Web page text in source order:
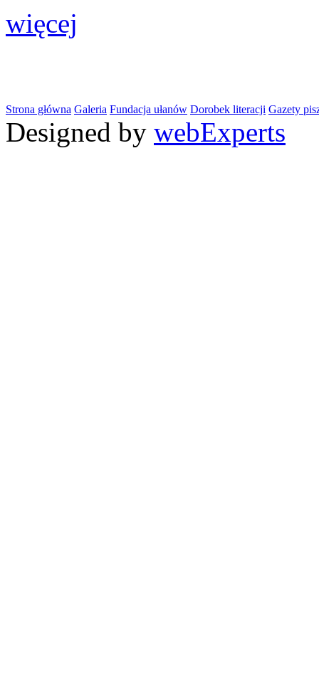
więcej
Strona główna Galeria Fundacja ułanów Dorobek literacji Gazety
Designed by webExperts